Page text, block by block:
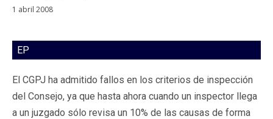
1 abril 2008
EP
El CGPJ ha admitido fallos en los criterios de inspección
del Consejo, ya que hasta ahora cuando un inspector llega
a un juzgado sólo revisa un 10% de las causas de forma